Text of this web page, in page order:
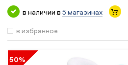
в наличии в 5 магазинах
в избранное
50%